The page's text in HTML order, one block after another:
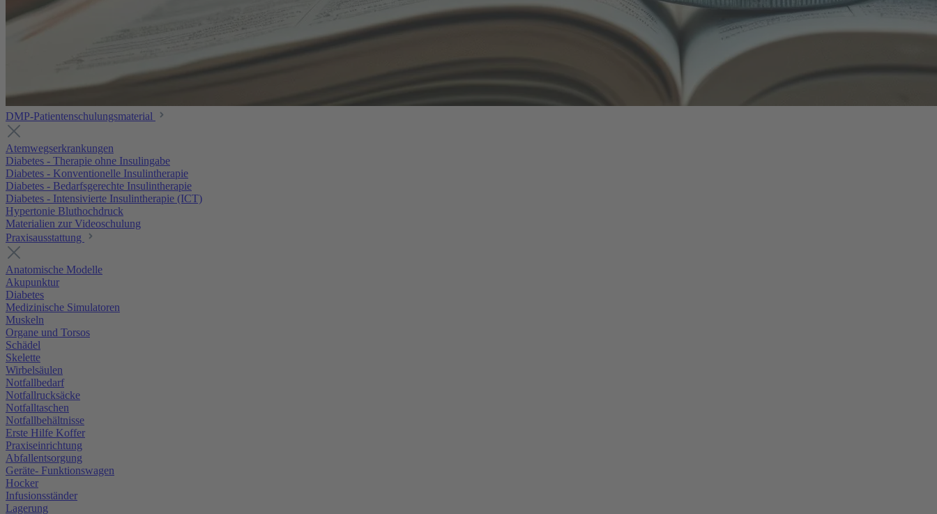
DMP-Patientenschulungsmaterial
Atemwegserkrankungen
Diabetes - Therapie ohne Insulingabe
Diabetes - Konventionelle Insulintherapie
Diabetes - Bedarfsgerechte Insulintherapie
Diabetes - Intensivierte Insulintherapie (ICT)
Hypertonie Bluthochdruck
Materialien zur Videoschulung
Praxisausstattung
Anatomische Modelle
Akupunktur
Diabetes
Medizinische Simulatoren
Muskeln
Organe und Torsos
Schädel
Skelette
Wirbelsäulen
Notfallbedarf
Notfallrucksäcke
Notfalltaschen
Notfallbehältnisse
Erste Hilfe Koffer
Praxiseinrichtung
Abfallentsorgung
Geräte- Funktionswagen
Hocker
Infusionsständer
Lagerung